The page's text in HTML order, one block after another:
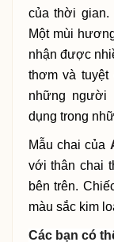
của thời
Một mùi
nhận được
thơm và tuyệt
những người
dụng trong
Mẫu chai của
với thân chai
bên trên.
màu sắc kim
Các bạn có